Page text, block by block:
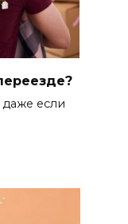
даже если